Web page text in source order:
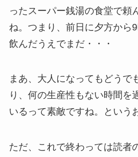
ったスーパー銭湯の食堂で頼
ね。つまり、前日に夕方から
飲んだうえでまだ・・・
まあ、大人になってもどうで
り、何の生産性もない時間を
いるって素敵ですね。という
ただ、これで終わっては読者